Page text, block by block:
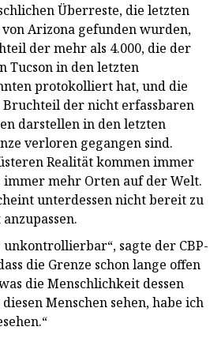
Überreste, die letzten
Arizona gefunden wurden,
der mehr als 4.000, die der
Tucson in den letzten
protokolliert hat, und die
der nicht erfassbaren
darstellen in den letzten
verloren gegangen sind.
Realität kommen immer
immer mehr Orten auf der Welt.
unterdessen nicht bereit zu
unkontrollierbar“, sagte der CBP-
die Grenze schon lange offen
die Menschlichkeit dessen
Menschen sehen, habe ich